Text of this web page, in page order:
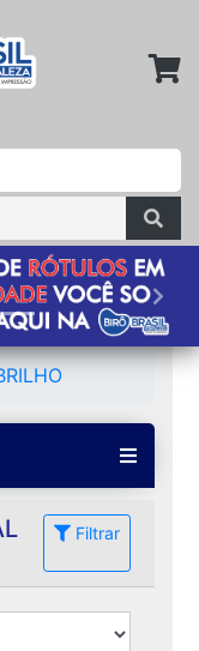
Filtrar